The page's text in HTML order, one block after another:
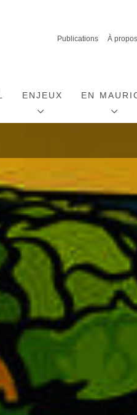
Publications À propos
ENJEUX EN